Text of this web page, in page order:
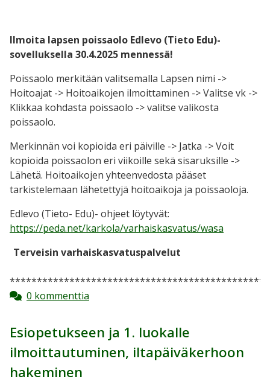
Ilmoita lapsen poissaolo Edlevo (Tieto Edu)-
sovelluksella 30.4.2025 mennessä!
Poissaolo merkitään valitsemalla Lapsen nimi ->
Hoitoajat -> Hoitoaikojen ilmoittaminen -> Valitse vk ->
Klikkaa kohdasta poissaolo -> valitse valikosta
poissaolo.
Merkinnän voi kopioida eri päiville -> Jatka -> Voit
kopioida poissaolon eri viikoille sekä sisaruksille ->
Lähetä. Hoitoaikojen yhteenvedosta pääset
tarkistelemaan lähetettyjä hoitoaikoja ja poissaoloja.
Edlevo (Tieto- Edu)- ohjeet löytyvät:
https://peda.net/karkola/varhaiskasvatus/wasa
Terveisin varhaiskasvatuspalvelut
0 kommenttia
Esiopetukseen ja 1. luokalle
ilmoittautuminen, iltapäiväkerhoon
hakeminen